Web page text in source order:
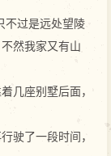
不过是远处望陵
然我家又有山
几座别墅后面，
驶了一段时间，